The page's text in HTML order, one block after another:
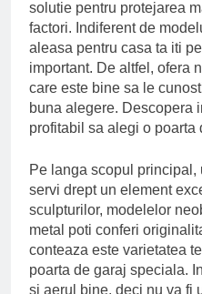
solutie pentru protejarea
factori. Indiferent de
aleasa pentru casa ta iti
important. De altfel, ofera
care este bine sa le
buna alegere. Descopera
profitabil sa alegi o poarta
Pe langa scopul
servi drept un element
sculpturilor, modelelor
metal poti conferi
conteaza este varietatea
poarta de garaj speciala.
si aerul bine, deci nu va fi